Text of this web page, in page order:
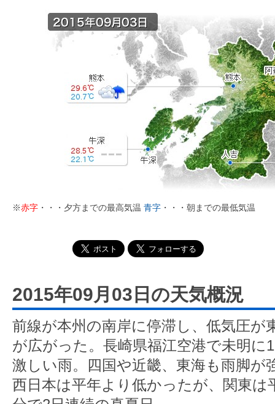
※赤字 ・・・夕方までの最高気温 青字 ・・・朝までの最低気温
2015年09月03日の天気概況
前線が本州の南岸に停滞し、低気圧が
が広がった。長崎県福江空港で未明に
激しい雨。四国や近畿、東海も雨脚が
西日本は平年より低かったが、関東は